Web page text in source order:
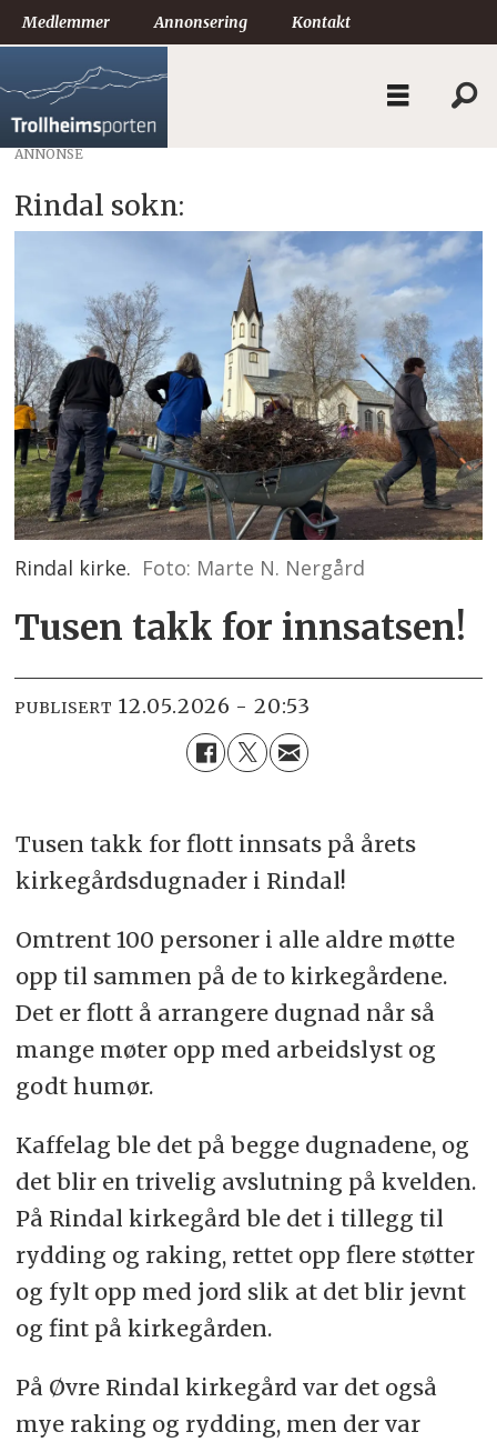
Medlemmer Annonsering Kontakt
ANNONSE
Rindal sokn:
Rindal kirke. Foto: Marte N. Nergård
Tusen takk for innsatsen!
PUBLISERT 12.05.2026 - 20:53
Tusen takk for flott innsats på årets
kirkegårdsdugnader i Rindal!
Omtrent 100 personer i alle aldre møtte
opp til sammen på de to kirkegårdene.
Det er flott å arrangere dugnad når så
mange møter opp med arbeidslyst og
godt humør.
Kaffelag ble det på begge dugnadene, og
det blir en trivelig avslutning på kvelden.
På Rindal kirkegård ble det i tillegg til
rydding og raking, rettet opp flere støtter
og fylt opp med jord slik at det blir jevnt
og fint på kirkegården.
På Øvre Rindal kirkegård var det også
mye raking og rydding, men der var